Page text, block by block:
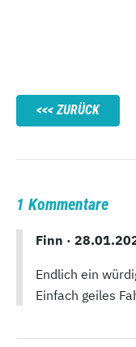
ZURÜCK
1 Kommentare
Finn ·
Endlich ein
Einfach geiles